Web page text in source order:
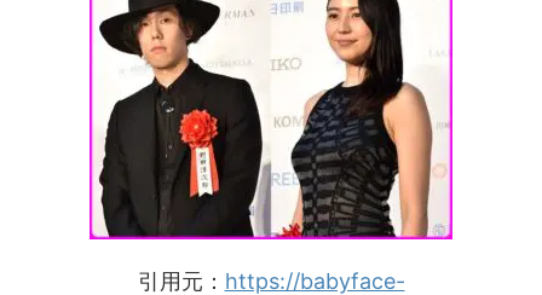
引用元： https://babyface-